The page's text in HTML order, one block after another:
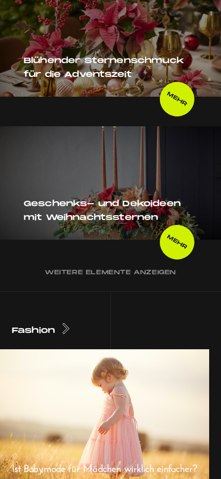
Blühender Sternenschmuck
für die Adventszeit
MEHR
Geschenks- und Dekoideen
mit Weihnachtssternen
MEHR
WEITERE ELEMENTE ANZEIGEN
Fashion
Ist Babymode für Mädchen wirklich einfacher?